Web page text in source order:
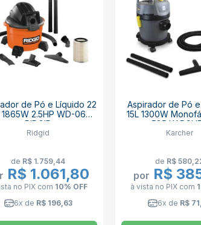
de Pó e Líquido 22
2.5HP WD-0655
RIDGID
Ridgid
de R$ 1.759,44
R$ 1.061,80
no PIX com 10% OFF
6x de R$ 196,63
Aspirador de Pó
15L 1300W
585
Karcher
de R$
por R$
à vista no PIX com
6x de R$